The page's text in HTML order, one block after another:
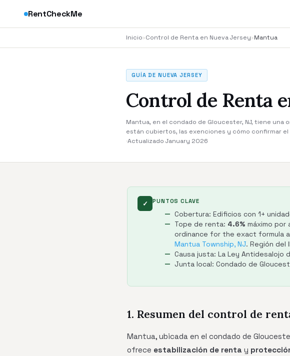
RentCheckMe
Inicio›Control de Renta en Nueva Jersey›Mantua
GUÍA DE NUEVA JERSEY
Control de Renta
Mantua, en el condado de Gloucester, NJ, tiene
están cubiertos, las exenciones y cómo confirmar
·Actualizado January 2026
✓ PUNTOS CLAVE
Cobertura: Edificios con 1+
Tope de renta: 4.6% máximo por
ordinance for the exact formula
Mantua Township, NJ. Región del
Causa justa: La Ley
Junta local: Condado de
1. Resumen del control de
Mantua, ubicada en el condado de
ofrece estabilización de renta y